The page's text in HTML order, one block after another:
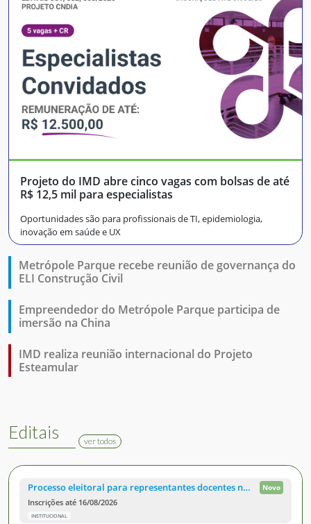
Projeto do IMD abre cinco vagas com bolsas de até
R$ 12,5 mil para especialistas
Oportunidades são para profissionais de TI, epidemiologia,
inovação em saúde e UX
Metrópole Parque recebe reunião de governança do
ELI Construção Civil
Empreendedor do Metrópole Parque participa de
imersão na China
IMD realiza reunião internacional do Projeto
Esteamular
Editais ver todos
Processo eleitoral para representantes docentes no Conselho de Desenvolvimento Acadêmico do IMD Novo
Inscrições até 16/08/2026
INSTITUCIONAL